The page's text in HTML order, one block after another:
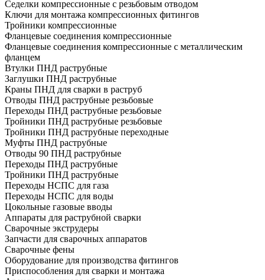
Седелки компрессионные с резьбовым отводом
Ключи для монтажа компрессионных фитингов
Тройники компрессионные
Фланцевые соединения компрессионные
Фланцевые соединения компрессионные с металлическим
фланцем
Втулки ПНД раструбные
Заглушки ПНД раструбные
Краны ПНД для сварки в раструб
Отводы ПНД раструбные резьбовые
Переходы ПНД раструбные резьбовые
Тройники ПНД раструбные резьбовые
Тройники ПНД раструбные переходные
Муфты ПНД раструбные
Отводы 90 ПНД раструбные
Переходы ПНД раструбные
Тройники ПНД раструбные
Переходы НСПС для газа
Переходы НСПС для воды
Цокольные газовые вводы
Аппараты для раструбной сварки
Сварочные экструдеры
Запчасти для сварочных аппаратов
Сварочные фены
Оборудование для производства фитингов
Приспособления для сварки и монтажа